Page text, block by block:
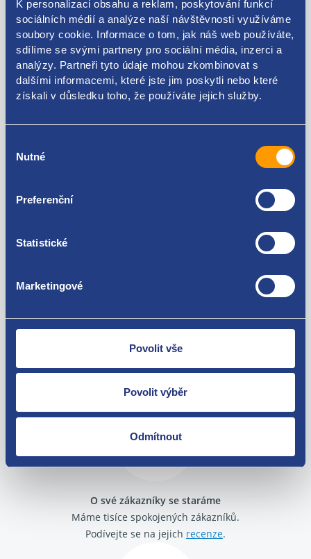
K personalizaci obsahu a reklam, poskytování funkcí
sociálních médií a analýze naší návštěvnosti využíváme
soubory cookie. Informace o tom, jak náš web používáte,
sdílíme se svými partnery pro sociální média, inzerci a
analýzy. Partneři tyto údaje mohou zkombinovat s
dalšími informacemi, které jste jim poskytli nebo které
získali v důsledku toho, že používáte jejich služby.
souhlasu
Nutné
Preferenční
Statistické
Marketingové
Povolit vše
Povolit výběr
Odmítnout
Kódy produktu
BMW 3 (E9X) 320 d
BMW 1 (E8X) 118 d
BMW 2 (F22 , F87) 218 d
BMW X1 (E84) SDrive 16d
BMW X1 (E84) SDrive 18 d
BMW 4 (F3X, F8X) 418 d
Nejste spokojeni? Vyřešíme to!
Zboží můžete vrátit do 60 dnů od
zakoupení. Nebo vám pošleme náhradu.
O své zákazníky se staráme
Máme tisíce spokojených zákazníků.
Podívejte se na jejich recenze.